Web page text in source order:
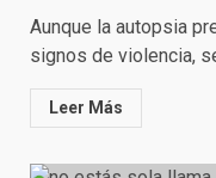
Aunque la autopsia
signos de violencia,
Leer Más